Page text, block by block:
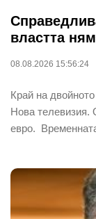
властта
08.08.2026 15:56:24
Край на
Нова телевизия.
евро.